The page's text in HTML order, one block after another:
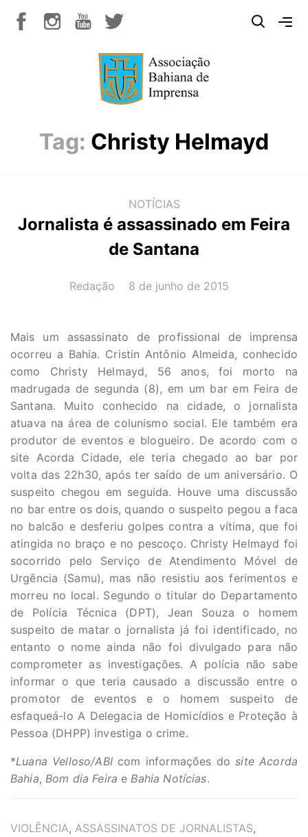
Tag: Christy Helmayd
NOTÍCIAS
Jornalista é assassinado em Feira
de Santana
AUTOR(A):
Redação DATA:
8 de junho de 2015
Mais um assassinato de profissional de imprensa
ocorreu a Bahia. Cristin Antônio Almeida, conhecido
como Christy Helmayd, 56 anos, foi morto na
madrugada de segunda (8), em um bar em Feira de
Santana. Muito conhecido na cidade, o jornalista
atuava na área de colunismo social. Ele também era
produtor de eventos e blogueiro. De acordo com o
site Acorda Cidade, ele teria chegado ao bar por
volta das 22h30, após ter saído de um aniversário. O
suspeito chegou em seguida. Houve uma discussão
no bar entre os dois, quando o suspeito pegou a faca
no balcão e desferiu golpes contra a vítima, que foi
atingida no braço e no pescoço. Christy Helmayd foi
socorrido pelo Serviço de Atendimento Móvel de
Urgência (Samu), mas não resistiu aos ferimentos e
morreu no local. Segundo o titular do Departamento
de Polícia Técnica (DPT), Jean Souza o homem
suspeito de matar o jornalista já foi identificado, no
entanto o nome ainda não foi divulgado para não
comprometer as investigações. A polícia não sabe
informar o que teria causado a discussão entre o
promotor de eventos e o homem suspeito de
esfaqueá-lo A Delegacia de Homicídios e Proteção à
Pessoa (DHPP) investiga o crime.
*Luana Velloso/ABIcom informações dosite Acorda
Bahia,Bom dia Feira eBahia Notícias.
TAGS
VIOLÊNCIA, ASSASSINATOS DE JORNALISTAS,